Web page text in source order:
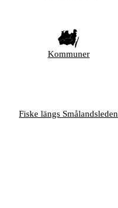
Kommuner
Fiske längs Smålandsleden